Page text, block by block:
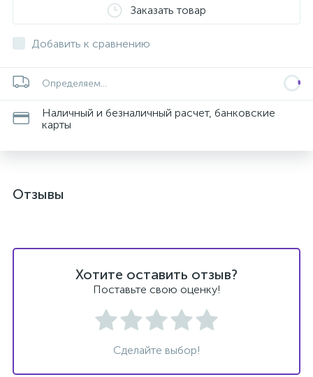
Заказать товар
Добавить к сравнению
Определяем...
Наличный и безналичный расчет, банковские
карты
Отзывы
Хотите оставить отзыв?
Поставьте свою оценку!
Сделайте выбор!